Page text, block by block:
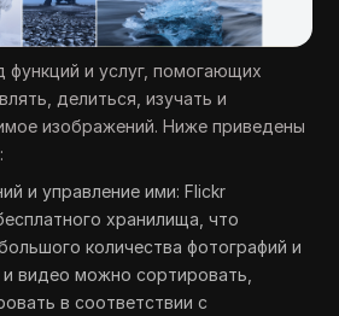
функций и услуг, помогающих
делиться, изучать и
изображений. Ниже приведены
и управление ими: Flickr
хранилища, что
количества фотографий и
видео можно сортировать,
в соответствии с